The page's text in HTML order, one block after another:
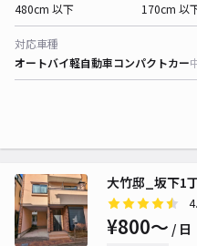
480cm 以下
170cm 以
対応車種
オートバイ軽自動車コンパクトカー
大竹邸_坂下1
¥800〜 / 日